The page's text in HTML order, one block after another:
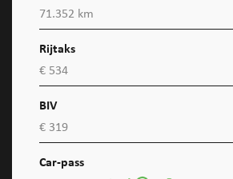
71.352 km
Rijtaks
€ 534
BIV
€ 319
Car-pass